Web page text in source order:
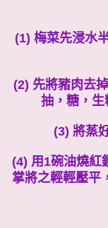
(1) 梅菜先浸水
(2) 先將豬肉去
抽，糖，生
(3) 將蒸
(4) 用1碗油燒紅
掌將之輕輕壓平